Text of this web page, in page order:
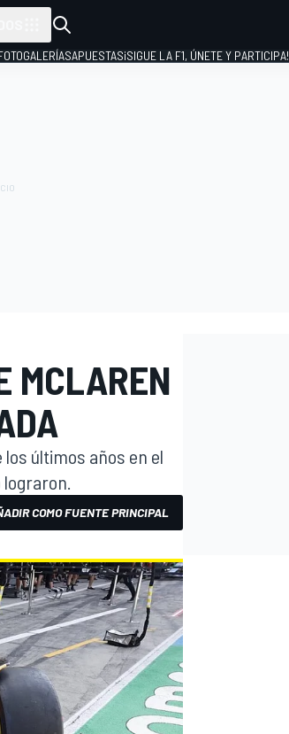
APUESTAS¡SIGUE LA F1, ÚNETE Y PARTICIPA!
MCLAREN
últimos años en el
COMO FUENTE PRINCIPAL